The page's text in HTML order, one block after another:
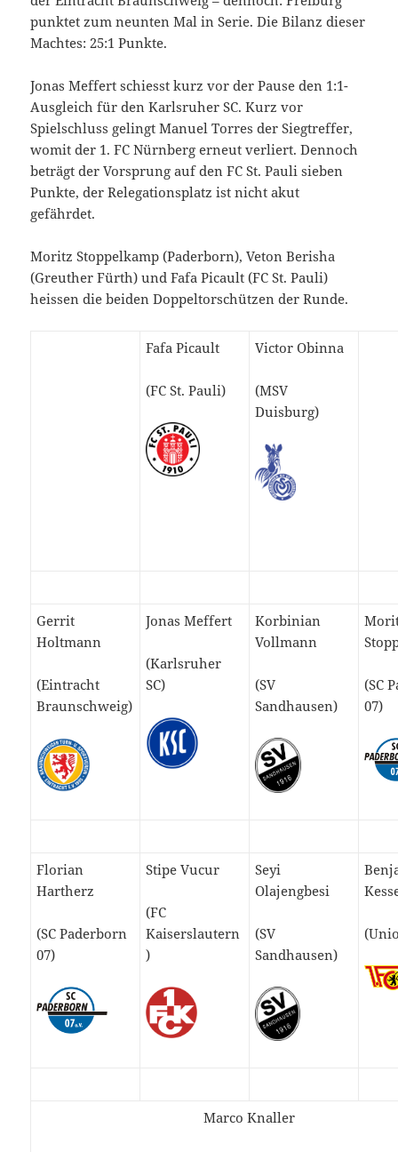
punktet zum neunten Mal in Serie. Die Bilanz dieser
Machtes: 25:1 Punkte.
Jonas Meffert schiesst kurz vor der Pause den 1:1-
Ausgleich für den Karlsruher SC. Kurz vor
Spielschluss gelingt Manuel Torres der Siegtreffer,
womit der 1. FC Nürnberg erneut verliert. Dennoch
beträgt der Vorsprung auf den FC St. Pauli sieben
Punkte, der Relegationsplatz ist nicht akut
gefährdet.
Moritz Stoppelkamp (Paderborn), Veton Berisha
(Greuther Fürth) und Fafa Picault (FC St. Pauli)
heissen die beiden Doppeltorschützen der Runde.
Fafa Picault
(FC St. Pauli)
Victor Obinna
(MSV
Duisburg)
Gerrit
Holtmann
(Eintracht
Braunschweig)
Jonas Meffert
(Karlsruher
SC)
Korbinian
Vollmann
(SV
Sandhausen)
(SC
07)
Florian
Hartherz
(SC Paderborn
07)
Stipe Vucur
(FC
Kaiserslautern
)
Seyi
Olajengbesi
(SV
Sandhausen)
Marco Knaller